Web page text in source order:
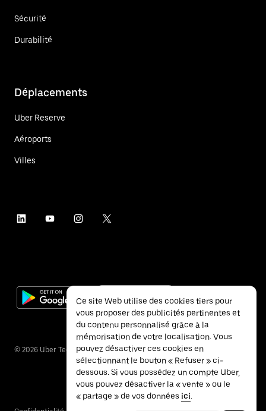
Sécurité
Durabilité
Déplacements
Uber Reserve
Aéroports
Villes
© 2026 Uber Technologies Inc.
Ce site Web utilise des cookies tiers pour
vous proposer des publicités pertinentes et
du contenu personnalisé grâce à la
mémorisation de votre localisation. Vous
pouvez désactiver ces cookies en
sélectionnant le bouton « Refuser » ci-
dessous. Si vous possédez un compte Uber,
vous pouvez désactiver la « vente » ou le
« partage » de vos données ici.